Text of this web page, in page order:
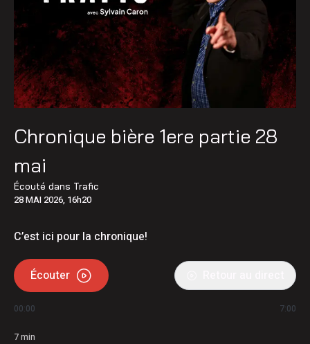
Chronique bière 1ere partie 28
mai
Écouté dans Trafic
28 MAI 2026, 16h20
C’est ici pour la chronique!
Écouter
00:00 7:00
7min